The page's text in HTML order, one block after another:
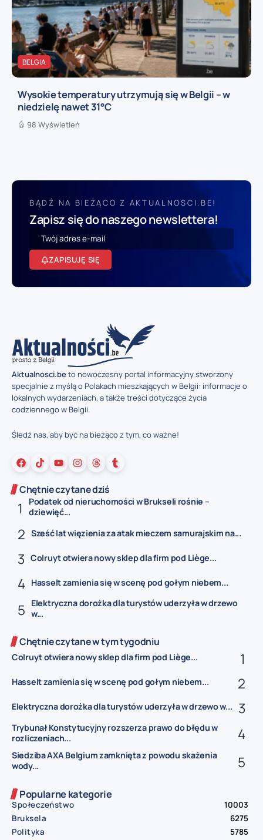
BELGIA
Wysokie temperatury utrzymują się w Belgii – w
niedzielę nawet 31°C
98 Wyświetleń
BĄDŹ NA BIEŻĄCO Z AKTUALNOSCI.BE!
Zapisz się do naszego newslettera!
ZAPISUJĘ SIĘ
Aktualnosci.beto nowoczesny portal informacyjny stworzony
specjalnie z myślą o Polakach mieszkających w Belgii: informacje o
lokalnych wydarzeniach, a także treści dotyczące życia
codziennego w Belgii.
Śledź nas, aby być na bieżąco z tym, co ważne!
Chętnie czytane dziś
Podatek od nieruchomości w Brukseli rośnie –
dziewięć...
Sześć lat więzienia za atak mieczem samurajskim na...
Colruyt otwiera nowy sklep dla firm pod Liège...
Hasselt zamienia się w scenę pod gołym niebem...
Elektryczna dorożka dla turystów uderzyła w drzewo
w...
Chętnie czytane w tym tygodniu
Colruyt otwiera nowy sklep dla firm pod Liège...
Hasselt zamienia się w scenę pod gołym niebem...
Elektryczna dorożka dla turystów uderzyła w drzewo w...
Trybunał Konstytucyjny rozszerza prawo do błędu w
rozliczeniach...
Siedziba AXA Belgium zamknięta z powodu skażenia
wody...
Popularne kategorie
Społeczeństwo
10003
Bruksela
6275
Polityka
5785